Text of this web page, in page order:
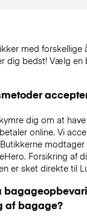
med forskellige
dig bedst! Vælg en
dig om at
online. Vi
Forsikring af
er sket direkte til
af bagage?